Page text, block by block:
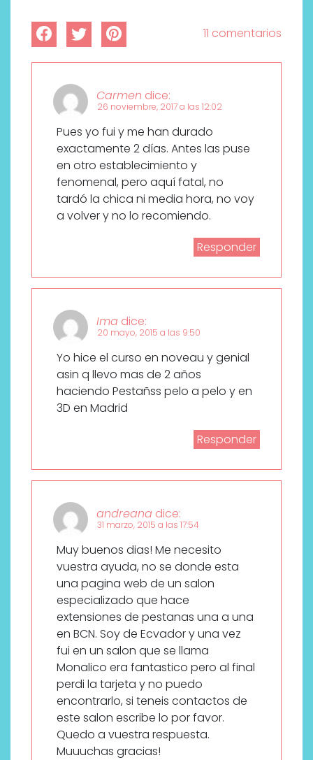
11 comentarios
Carmen dice:
26 noviembre, 2017 a las 12:02
Pues yo fui y me han durado
exactamente 2 días. Antes las puse
en otro establecimiento y
fenomenal, pero aquí fatal, no
tardó la chica ni media hora, no voy
a volver y no lo recomiendo.
Responder
Ima dice:
20 mayo, 2015 a las 9:50
Yo hice el curso en noveau y genial
asin q llevo mas de 2 años
haciendo Pestañss pelo a pelo y en
3D en Madrid
Responder
andreana dice:
31 marzo, 2015 a las 17:54
Muy buenos dias! Me necesito
vuestra ayuda, no se donde esta
una pagina web de un salon
especializado que hace
extensiones de pestanas una a una
en BCN. Soy de Ecvador y una vez
fui en un salon que se llama
Monalico era fantastico pero al final
perdi la tarjeta y no puedo
encontrarlo, si teneis contactos de
este salon escribe lo por favor.
Quedo a vuestra respuesta.
Muuuchas gracias!